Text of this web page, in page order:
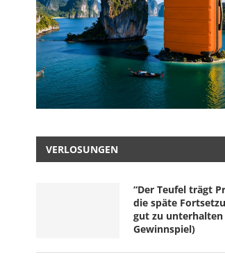
VERLOSUNGEN
“Der Teufel trägt
die späte
gut zu
Gewinnspiel)